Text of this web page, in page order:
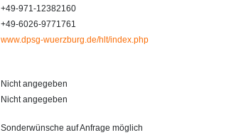
+49-971-12382160
+49-6026-9771761
www.dpsg-wuerzburg.de/hlt/index.php
Nicht angegeben
Nicht angegeben
Sonderwünsche auf Anfrage möglich